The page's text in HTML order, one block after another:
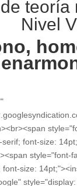
teoría
Nivel V
font-size:
style="font-
font-size: